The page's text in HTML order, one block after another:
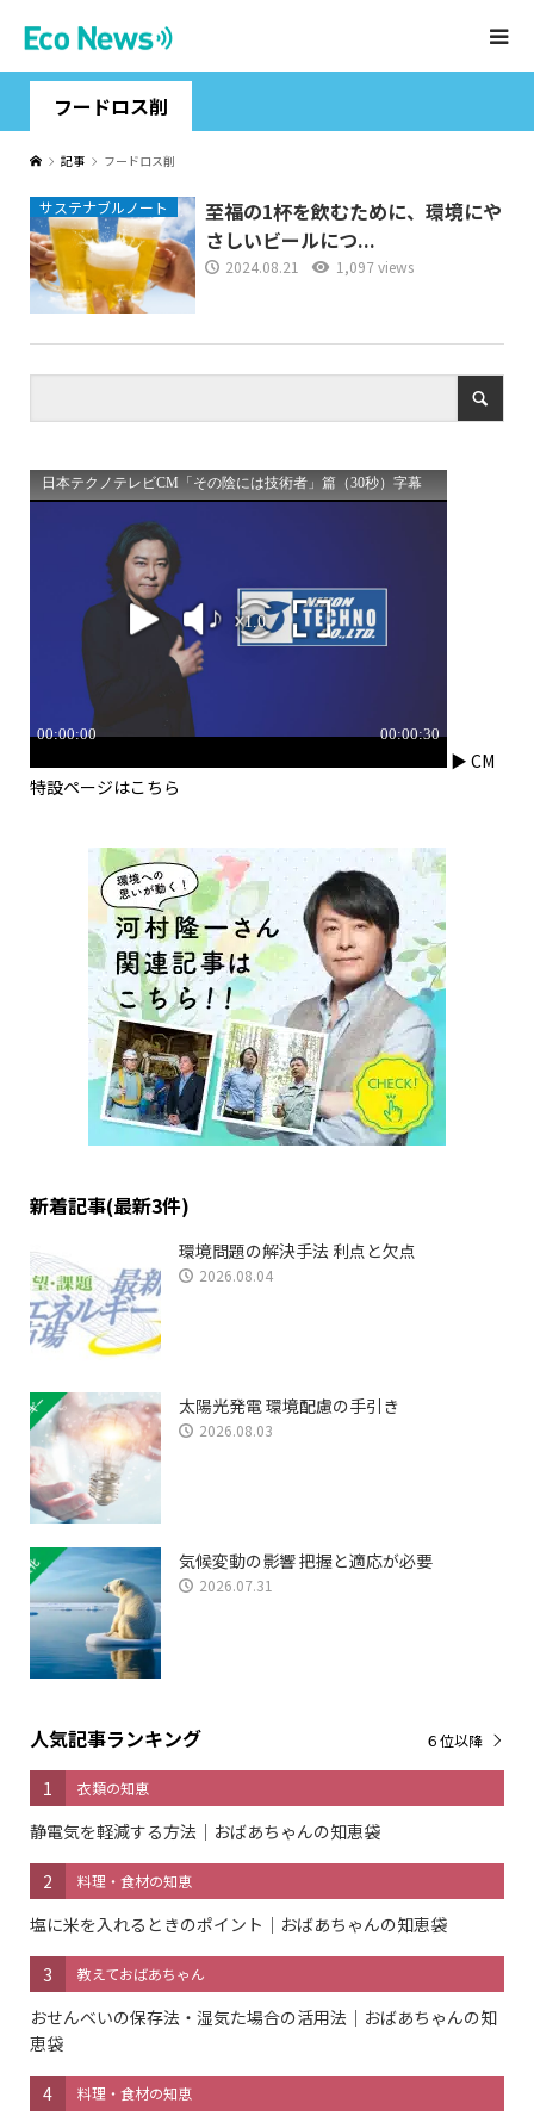
フードロス削
記事 フードロス削
サステナブルノート
至福の1杯を飲むために、環境にや
さしいビールにつ...
2024.08.21 1,097 views
▶ CM
特設ページはこちら
新着記事(最新3件)
環境問題の解決手法 利点と欠点
2026.08.04
太陽光発電 環境配慮の手引き
2026.08.03
気候変動の影響 把握と適応が必要
2026.07.31
人気記事ランキング
1 衣類の知恵
静電気を軽減する方法｜おばあちゃんの知恵袋
2 料理・食材の知恵
塩に米を入れるときのポイント｜おばあちゃんの知恵袋
3 教えておばあちゃん
おせんべいの保存法・湿気た場合の活用法｜おばあちゃんの知
恵袋
4 料理・食材の知恵
６位以降